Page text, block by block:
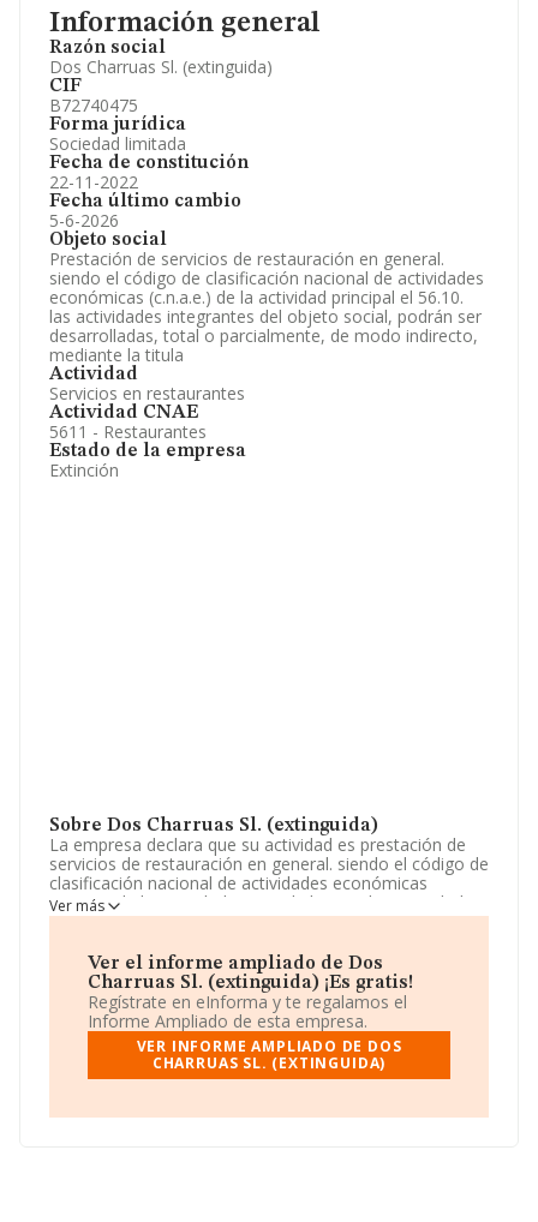
Información general
Razón social
Dos Charruas Sl. (extinguida)
CIF
B72740475
Forma jurídica
Sociedad limitada
Fecha de constitución
22-11-2022
Fecha último cambio
5-6-2026
Objeto social
Prestación de servicios de restauración en general.
siendo el código de clasificación nacional de actividades
económicas (c.n.a.e.) de la actividad principal el 56.10.
las actividades integrantes del objeto social, podrán ser
desarrolladas, total o parcialmente, de modo indirecto,
mediante la titula
Actividad
Servicios en restaurantes
Actividad CNAE
5611 - Restaurantes
Estado de la empresa
Extinción
Sobre Dos Charruas Sl. (extinguida)
La empresa declara que su actividad es prestación de
servicios de restauración en general. siendo el código de
clasificación nacional de actividades económicas
(c.n.a.e.) de la actividad principal el 56.10. las actividades
integrantes del objeto social, podrán ser desarrolladas,
titula. La empresa aparece inscrita en el Registro
Mercantil como Sociedad Limitada. Tiene CNAE: 5611 -
'%cnae%'. La empresa no tiene actividad en mercados
exteriores.
La empresaDos Charruas S.L. (extinguida)
B72740475, se encuentra en Paseo Colon Pto.
Farnals, en Valencia, Comunidad Valenciana.
Ver más
Ver el informe ampliado de Dos
Charruas Sl. (extinguida) ¡Es gratis!
Regístrate en eInforma y te regalamos el
Informe Ampliado de esta empresa.
VER INFORME AMPLIADO DE DOS
CHARRUAS SL. (EXTINGUIDA)
Información oficial y registral complementaria.